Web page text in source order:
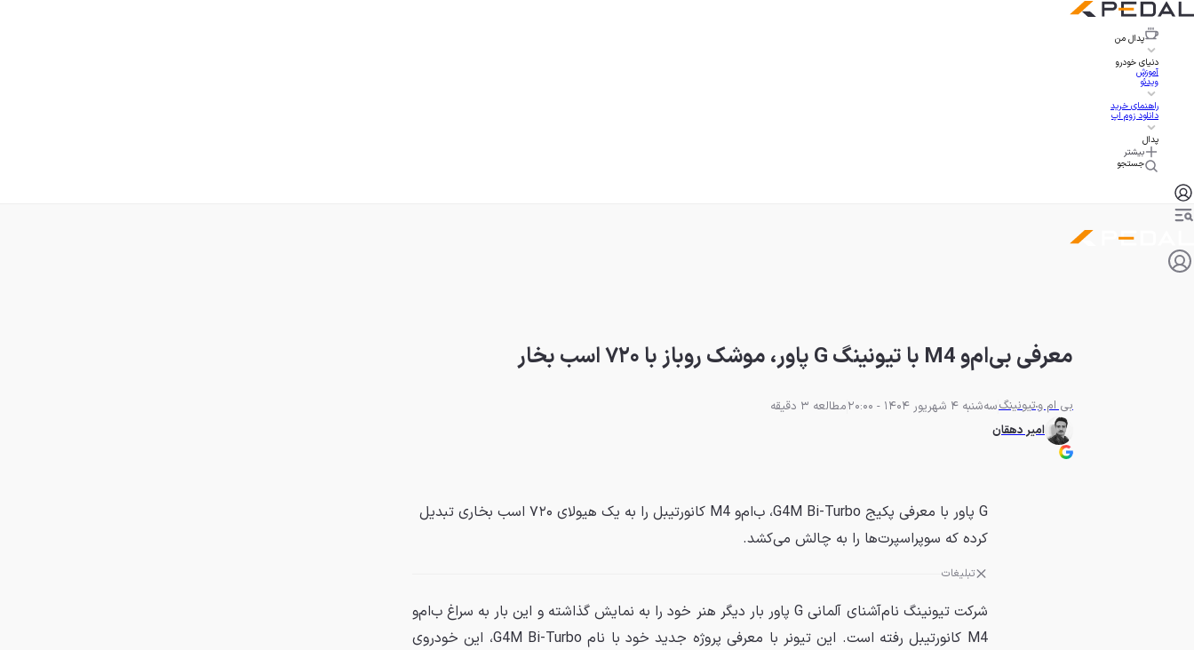
پدال من
دنیای خودرو
آموزش
ویدئو
راهنمای خرید
دانلود زوم اپ
پدال
بیشتر
جستجو
معرفی بی‌ام‌و M4 با تیونینگ G پاور، موشک روباز با ۷۲۰ اسب بخار
بی ام وتیونینگسه‌شنبه 4 شهریور 1404 - 20:00
مطالعه 3 دقیقه
امیر دهقان
G پاور با معرفی پکیج G4M Bi-Turbo، ب‌ام‌و M4 کانورتیبل را به یک هیولای ۷۲۰ اسب بخاری تبدیل
کرده که سوپراسپرت‌ها را به چالش می‌کشد.
تبلیغات
شرکت تیونینگ نام‌آشنای آلمانی G پاور بار دیگر هنر خود را به نمایش گذاشته و این بار به سراغ ب‌ام‌و
M4 کانورتیبل رفته است. این تیونر با معرفی پروژه جدید خود با نام G4M Bi-Turbo، این خودروی